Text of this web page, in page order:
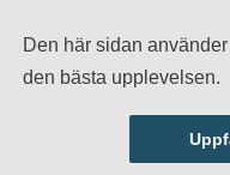
Den här sidan
den bästa upplevelsen.
Swedish translation byphpBB Sweden
Användarvillkor